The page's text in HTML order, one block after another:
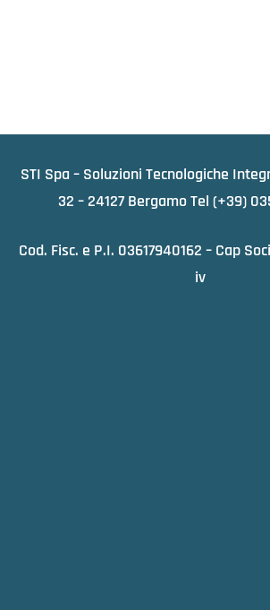
STI Spa – Soluzioni Tecnologiche
32 – 24127 Bergamo Tel (+39)
Cod. Fisc. e P.I. 03617940162 – Cap
iv